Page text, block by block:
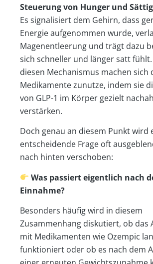
Steuerung von Hunger und
Es signalisiert dem Gehirn, dass
Energie aufgenommen wurde,
Magenentleerung und trägt dazu
sich schneller und länger satt fühlt.
diesen Mechanismus machen sich
Medikamente zunutze, indem sie
von GLP-1 im Körper gezielt
verstärken.
Doch genau an diesem Punkt wird
entscheidende Frage oft
nach hinten verschoben:
Was passiert eigentlich nach
Einnahme?
Besonders häufig wird in diesem
Zusammenhang diskutiert, ob das
mit Medikamenten wie Ozempic
funktioniert oder ob es nach dem